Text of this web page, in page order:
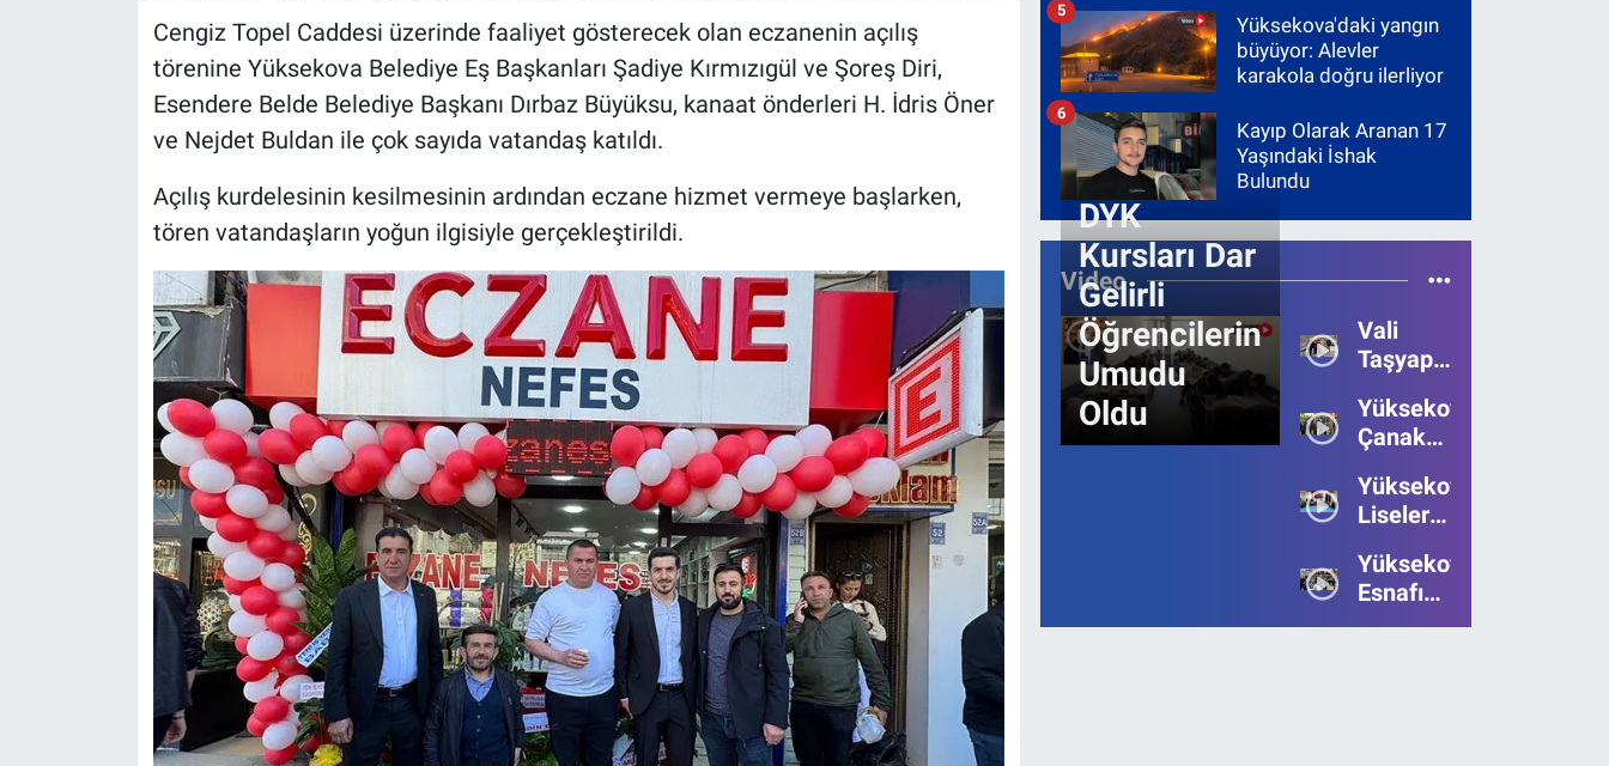
Cengiz Topel Caddesi üzerinde faaliyet gösterecek olan eczanenin açılış
törenine Yüksekova Belediye Eş Başkanları Şadiye Kırmızıgül ve Şoreş Diri,
Esendere Belde Belediye Başkanı Dırbaz Büyüksu, kanaat önderleri H. İdris Öner
ve Nejdet Buldan ile çok sayıda vatandaş katıldı.
Açılış kurdelesinin kesilmesinin ardından eczane hizmet vermeye başlarken,
tören vatandaşların yoğun ilgisiyle gerçekleştirildi.
Yüksekova'daki yangın
büyüyor: Alevler
karakola doğru ilerliyor
5
Kayıp Olarak Aranan 17
Yaşındaki İshak
Bulundu
6
Video
DYK
Kursları Dar
Gelirli
Öğrencilerin
Umudu
Oldu
Vali
Taşyapan,
Bölgesinde
İncelemelerde
Bulundu
Yüksekova’da
Çanakkale
111.Yılı
Kutlandı
Yüksekova’da
Liseler
Bilgi
Yarışmasının
Birincisi
Yüksekova
Esnafı
Bayrama